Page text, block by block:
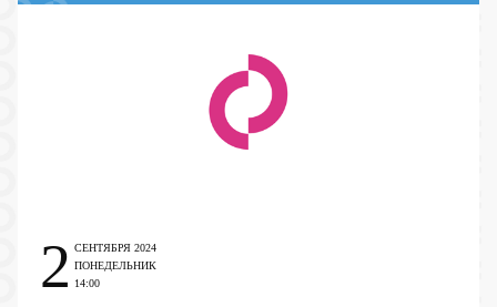
2 СЕНТЯБРЯ 2024
ПОНЕДЕЛЬНИК
14:00